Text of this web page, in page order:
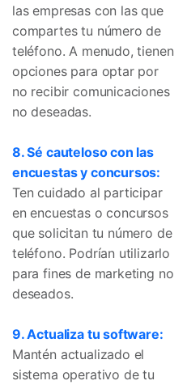
las empresas con las que
compartes tu número de
teléfono. A menudo, tienen
opciones para optar por
no recibir comunicaciones
no deseadas.
8. Sé cauteloso con las
encuestas y concursos:
Ten cuidado al participar
en encuestas o concursos
que solicitan tu número de
teléfono. Podrían utilizarlo
para fines de marketing no
deseados.
9. Actualiza tu software:
Mantén actualizado el
sistema operativo de tu